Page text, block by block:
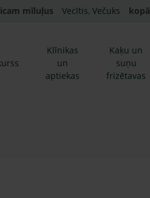
mīluļus Vecītis, Večuks
Klīnikas
un
aptiekas
Kaķu un
suņu
frizētavas